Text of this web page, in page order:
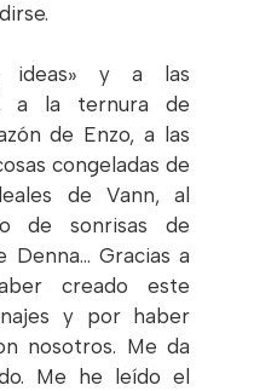
ideas» y a las
a la ternura de
de Enzo, a las
congeladas de
de Vann, al
de sonrisas de
Denna… Gracias a
creado este
y por haber
nosotros. Me da
Me he leído el